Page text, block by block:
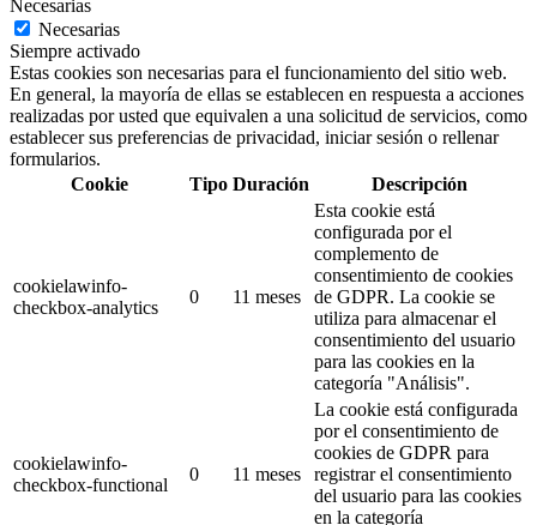
Necesarias
Necesarias
Siempre activado
Estas cookies son necesarias para el funcionamiento del sitio web.
En general, la mayoría de ellas se establecen en respuesta a acciones
realizadas por usted que equivalen a una solicitud de servicios, como
establecer sus preferencias de privacidad, iniciar sesión o rellenar
formularios.
Cookie
Tipo Duración Descripción
cookielawinfo-
checkbox-analytics
0 11 meses
Esta cookie está
configurada por el
complemento de
consentimiento de cookies
de GDPR. La cookie se
utiliza para almacenar el
consentimiento del usuario
para las cookies en la
categoría "Análisis".
cookielawinfo-
checkbox-functional
0 11 meses
La cookie está configurada
por el consentimiento de
cookies de GDPR para
registrar el consentimiento
del usuario para las cookies
en la categoría